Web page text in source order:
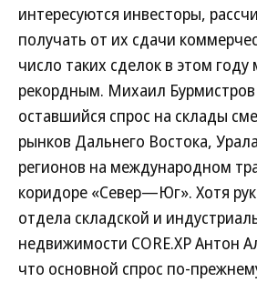
интересуются инвесторы,
получать от их сдачи
число таких сделок в этом году
рекордным. Михаил Бурмистров
оставшийся спрос на склады
рынков Дальнего Востока,
регионов на международном
коридоре «Север—Юг». Хотя
отдела складской и
недвижимости CORE.XP Антон
что основной спрос по-